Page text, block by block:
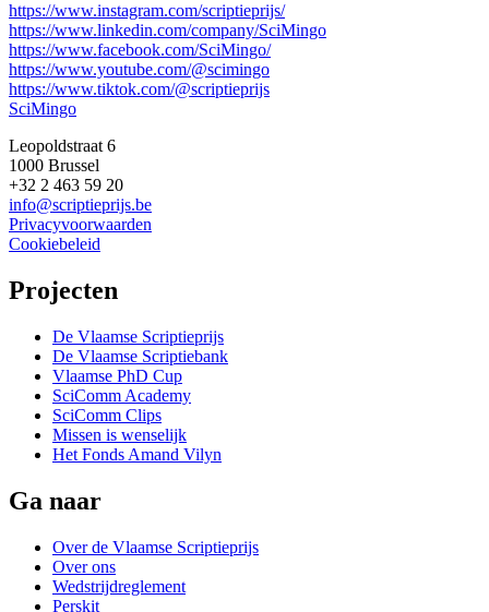
https://www.instagram.com/scriptieprijs/
https://www.linkedin.com/company/SciMingo
https://www.facebook.com/SciMingo/
https://www.youtube.com/@scimingo
https://www.tiktok.com/@scriptieprijs
SciMingo
Leopoldstraat 6
1000 Brussel
+32 2 463 59 20
info@scriptieprijs.be
Privacyvoorwaarden
Cookiebeleid
Projecten
De Vlaamse Scriptieprijs
De Vlaamse Scriptiebank
Vlaamse PhD Cup
SciComm Academy
SciComm Clips
Missen is wenselijk
Het Fonds Amand Vilyn
Ga naar
Over de Vlaamse Scriptieprijs
Over ons
Wedstrijdreglement
Perskit